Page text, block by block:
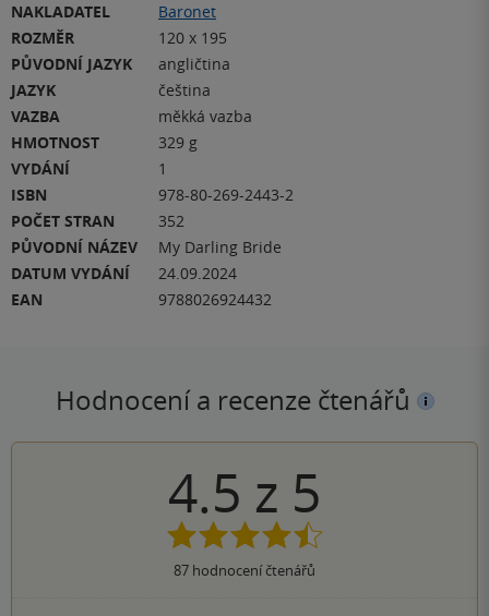
NAKLADATEL
Baronet
ROZMĚR
120 x 195
PŮVODNÍ JAZYK
angličtina
JAZYK
čeština
VAZBA
měkká vazba
HMOTNOST
329 g
VYDÁNÍ
1
ISBN
978-80-269-2443-2
POČET STRAN
352
PŮVODNÍ NÁZEV
My Darling Bride
DATUM VYDÁNÍ
24.09.2024
EAN
9788026924432
Hodnocení a recenze čtenářů
4.5 z 5
87 hodnocení čtenářů